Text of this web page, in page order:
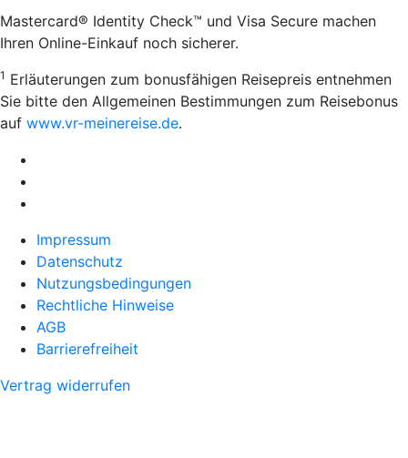
Mastercard® Identity Check™ und Visa Secure machen
Ihren Online-Einkauf noch sicherer.
1 Erläuterungen zum bonusfähigen Reisepreis entnehmen
Sie bitte den Allgemeinen Bestimmungen zum Reisebonus
auf www.vr-meinereise.de.
Impressum
Datenschutz
Nutzungsbedingungen
Rechtliche Hinweise
AGB
Barrierefreiheit
Vertrag widerrufen